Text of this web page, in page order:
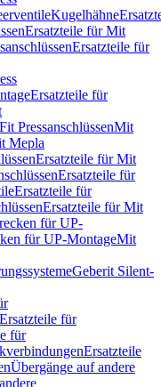
Kugelhähne
Ersatzteile für Mit
Ersatzteile für
Ersatzteile für
PressanschlüssenMit
Mepla
Ersatzteile für Mit
Ersatzteile für
Ersatzteile für
Ersatzteile für Mit
für UP-
für UP-MontageMit
Geberit Silent-
Ersatzteile für
für
Ersatzteile
Übergänge auf andere